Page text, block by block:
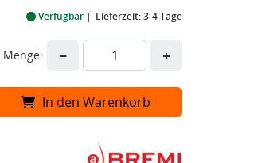
Verfügbar Lieferzeit: 3-4 Tage
Menge: − +
In den Warenkorb